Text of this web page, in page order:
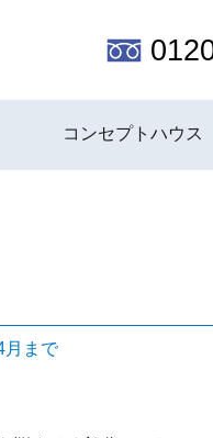
コンセプトハウス
月まで